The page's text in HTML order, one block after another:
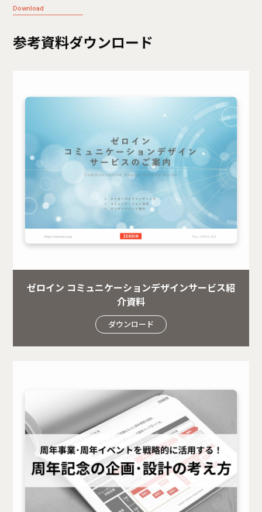
Download
参考資料ダウンロード
ゼロイン コミュニケーションデザインサービス紹
介資料
ダウンロード